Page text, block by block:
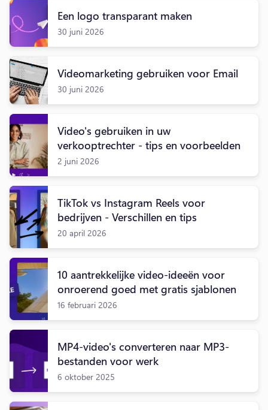
Een logo transparant maken
30 juni 2026
Videomarketing gebruiken voor Email
30 juni 2026
Video's gebruiken in uw
verkooptrechter - tips en voorbeelden
2 juni 2026
TikTok vs Instagram Reels voor
bedrijven - Verschillen en tips
20 april 2026
10 aantrekkelijke video-ideeën voor
onroerend goed met gratis sjablonen
16 februari 2026
MP4-video's converteren naar MP3-
bestanden voor werk
6 oktober 2025